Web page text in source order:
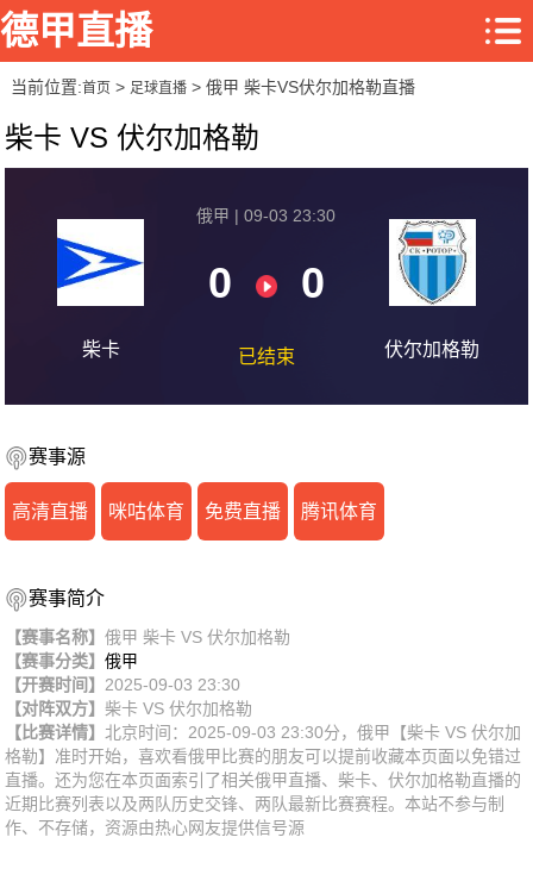
德甲直播
当前位置:首页> 足球直播> 俄甲 柴卡VS伏尔加格勒直播
柴卡 VS 伏尔加格勒
柴卡
俄甲 | 09-03 23:30
0 0
已结束 伏尔加格勒
赛事源
高清直播 咪咕体育 免费直播 腾讯体育
赛事简介
【赛事名称】俄甲 柴卡 VS 伏尔加格勒
【赛事分类】俄甲
【开赛时间】 2025-09-03 23:30
【对阵双方】柴卡 VS伏尔加格勒
【比赛详情】 北京时间：2025-09-03 23:30分，俄甲【柴卡 VS 伏尔加
格勒】准时开始，喜欢看俄甲比赛的朋友可以提前收藏本页面以免错过
直播。还为您在本页面索引了相关俄甲直播、柴卡、伏尔加格勒直播的
近期比赛列表以及两队历史交锋、两队最新比赛赛程。本站不参与制
作、不存储，资源由热心网友提供信号源